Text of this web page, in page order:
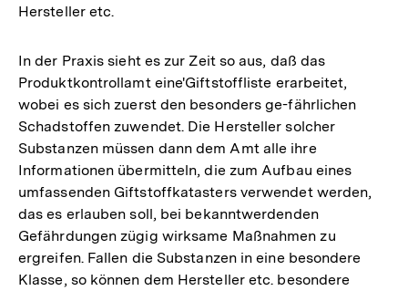
Hersteller etc.
In der Praxis sieht es zur Zeit so aus, daß das
Produktkontrollamt eine'Giftstoffliste erarbeitet,
wobei es sich zuerst den besonders ge-fährlichen
Schadstoffen zuwendet. Die Hersteller solcher
Substanzen müssen dann dem Amt alle ihre
Informationen übermitteln, die zum Aufbau eines
umfassenden Giftstoffkatasters verwendet werden,
das es erlauben soll, bei bekanntwerdenden
Gefährdungen zügig wirksame Maßnahmen zu
ergreifen. Fallen die Substanzen in eine besondere
Klasse, so können dem Hersteller etc. besondere